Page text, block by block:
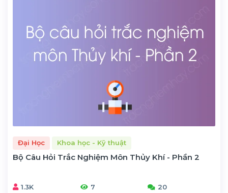
Đại Học Khoa học - Kỹ thuật
Bộ Câu Hỏi Trắc Nghiệm Môn Thủy Khí - Phần 2
1.3K 7 20